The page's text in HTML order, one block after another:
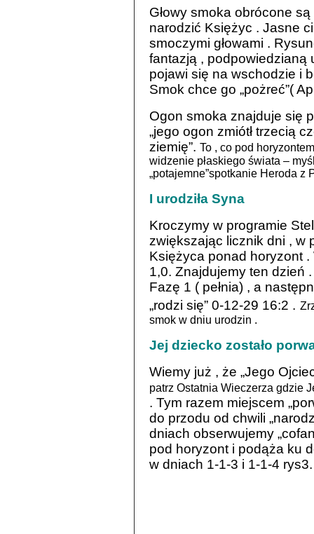
Głowy smoka obrócone
narodzić Księżyc . Jasne
smoczymi głowami .
fantazją , podpowiedzianą
pojawi się na wschodzie i
Smok chce go „pożreć”(
Ogon smoka znajduje się
„jego ogon zmiótł trzecią
ziemię”. To , co pod
widzenie płaskiego świata –
„potajemne”spotkanie Heroda z
I urodziła Syna
Kroczymy w programie
zwiększając licznik dni , w
Księżyca ponad horyzont .
1,0. Znajdujemy ten dzień
Fazę 1 ( pełnia) , a
„rodzi się” 0-12-29 16:2 .
smok w dniu urodzin .
Jej dziecko zostało
Wiemy już , że „Jego
patrz Ostatnia Wieczerza gdzie
. Tym razem miejscem
do przodu od chwili
dniach obserwujemy
pod horyzont i podąża ku
w dniach 1-1-3 i 1-1-4